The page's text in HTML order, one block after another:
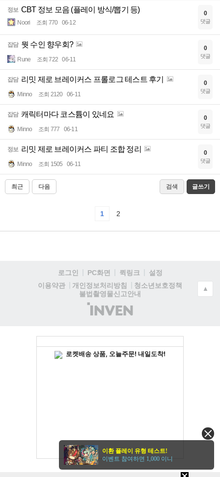
정보 CBT 정보 모음 (플레이 방식/뽑기 등)
Noori 조회 770 06-12
0
댓글
잡담 뭣 수인 향우회?
Rune 조회 722 06-11
0
댓글
잡담 리밋 제로 브레이커스 프롤로그 테스트 후기
Minno 조회 2120 06-11
0
댓글
잡담 캐릭터마다 코스튬이 있네요
Minno 조회 777 06-11
0
댓글
정보 리밋 제로 브레이커스 파티 조합 정리
Minno 조회 1505 06-11
0
댓글
최근 다음 검색 글쓰기
1 2
로그인 PC화면 퀵링크
설정
이용약관
개인정보처리방침
청소년보호정책
불법촬영물신고안내
(주)
인
▲
이환 플레이 유형 테스트!
이벤트 참여하면 1,000 이니